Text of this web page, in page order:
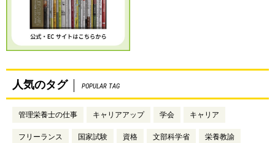
人気のタグ POPULAR TAG
管理栄養士の仕事 キャリアアップ 学会 キャリア
フリーランス 国家試験 資格 文部科学省 栄養教諭